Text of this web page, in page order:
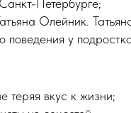
Петербурге;
Олейник.
у
теряя вкус к жизни;